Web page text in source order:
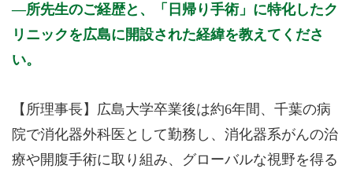
所先生のご経歴と、「日帰り手術」に特化したク
リニックを広島に開設された経緯を教えてくださ
い。
【所理事長】広島大学卒業後は約6年間、千葉の病
院で消化器外科医として勤務し、消化器系がんの治
療や開腹手術に取り組み、グローバルな視野を得る